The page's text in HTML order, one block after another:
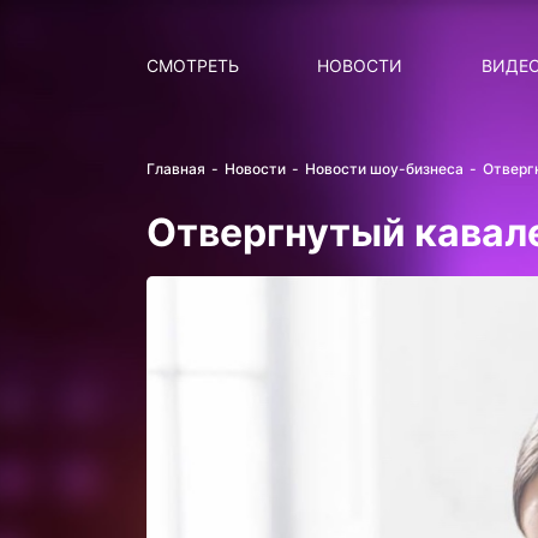
СМОТРЕТЬ НОВОСТИ
Главная Новости Новости шоу-бизнеса
Отвергнутый